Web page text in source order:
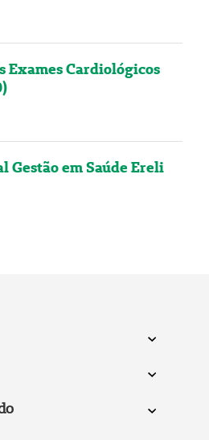
Exames Cardiológicos
Gestão em Saúde Ereli